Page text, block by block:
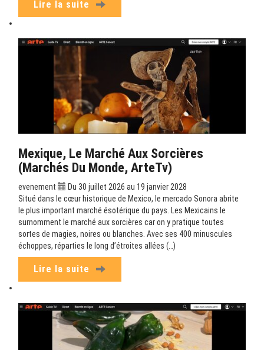
Lire la suite
Mexique, Le Marché Aux Sorcières
(Marchés Du Monde, ArteTv)
evenement
Du 30 juillet 2026 au 19 janvier 2028
Situé dans le cœur historique de Mexico, le mercado Sonora abrite
le plus important marché ésotérique du pays. Les Mexicains le
surnomment le marché aux sorcières car on y pratique toutes
sortes de magies, noires ou blanches. Avec ses 400 minuscules
échoppes, réparties le long d’étroites allées (…)
Lire la suite